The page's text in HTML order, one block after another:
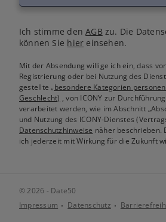
Ich stimme denAGB zu. Die
können Sie hier einsehen.
Mit der Absendung willige ich ein, dass
Registrierung oder bei Nutzung des
gestellte„besondere Kategorien
Geschlecht) , von ICONY zur
verarbeitet werden, wie im Abschnitt
und Nutzung des ICONY-Dienstes
Datenschutzhinweise näher beschrieben.
ich jederzeit mit Wirkung für die Zukunft
© 2026 - Date50
Impressum
Datenschutz